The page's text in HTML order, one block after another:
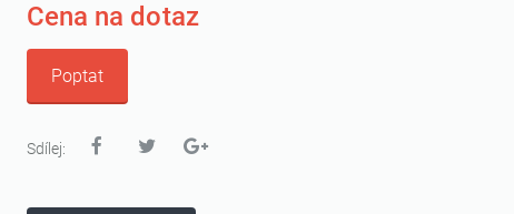
Cena na dotaz
Poptat
Sdílej: